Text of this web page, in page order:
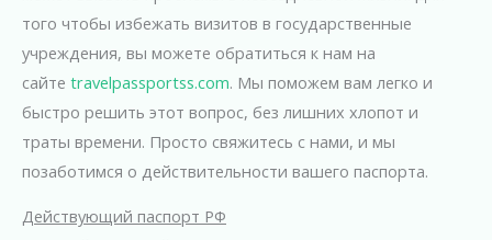
того чтобы избежать визитов в государственные
учреждения, вы можете обратиться к нам на
сайте travelpassportss.com. Мы поможем вам легко и
быстро решить этот вопрос, без лишних хлопот и
траты времени. Просто свяжитесь с нами, и мы
позаботимся о действительности вашего паспорта.
Действующий паспорт РФ